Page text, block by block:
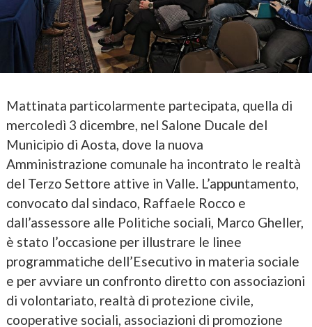
Mattinata particolarmente partecipata, quella di
mercoledì 3 dicembre, nel Salone Ducale del
Municipio di Aosta, dove la nuova
Amministrazione comunale ha incontrato le realtà
del Terzo Settore attive in Valle. L’appuntamento,
convocato dal sindaco, Raffaele Rocco e
dall’assessore alle Politiche sociali, Marco Gheller,
è stato l’occasione per illustrare le linee
programmatiche dell’Esecutivo in materia sociale
e per avviare un confronto diretto con associazioni
di volontariato, realtà di protezione civile,
cooperative sociali, associazioni di promozione